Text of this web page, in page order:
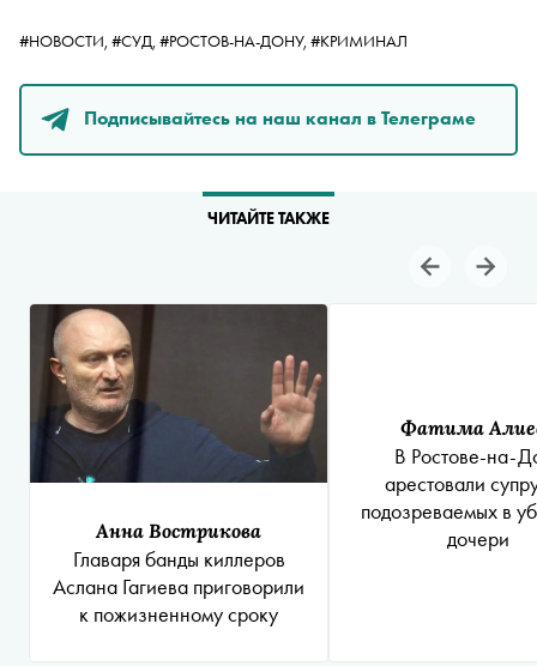
#НОВОСТИ, #СУД, #РОСТОВ-НА-ДОНУ, #КРИМИНАЛ
Подписывайтесь на наш канал в Телеграме
ЧИТАЙТЕ ТАКЖЕ
Анна Вострикова
Главаря банды киллеров
Аслана Гагиева приговорили
к пожизненному сроку
Фатима
В Ростове-на-
арестовали
подозреваемых в
дочери